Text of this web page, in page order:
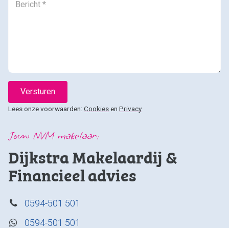
Versturen
Lees onze voorwaarden: Cookiesen Privacy
Jouw NVM makelaar:
Dijkstra Makelaardij &
Financieel advies
0594-501 501
0594-501 501